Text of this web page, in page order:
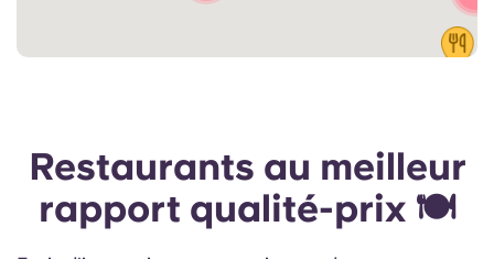
Restaurants au meilleur
rapport qualité-prix 🍽️